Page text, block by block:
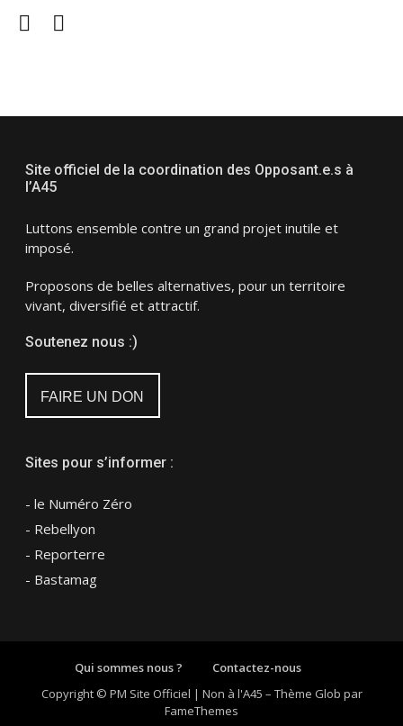
Twitter
Site officiel de la coordination des Opposant.e.s à
l’A45
Luttons ensemble contre un grand projet inutile et
imposé.
Proposons de belles alternatives, pour un territoire
vivant, diversifié et attractif.
Soutenez nous :)
FAIRE UN DON
Sites pour s’informer :
- le Numéro Zéro
- Rebellyon
- Reporterre
- Bastamag
Qui sommes nous ?
Contactez-nous
Copyright © PM Site Officiel | Non à l'A45 – Thème Glob par
FameThemes